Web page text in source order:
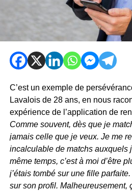
C’est un exemple de
Lavalois de 28 ans, en nous
expérience de l’application de
Comme souvent, dès que je
jamais celle que je veux. Je me
incalculable de matchs auxquels
même temps, c’est à moi d’être
j’étais tombé sur une fille
sur son profil. Malheureusement,